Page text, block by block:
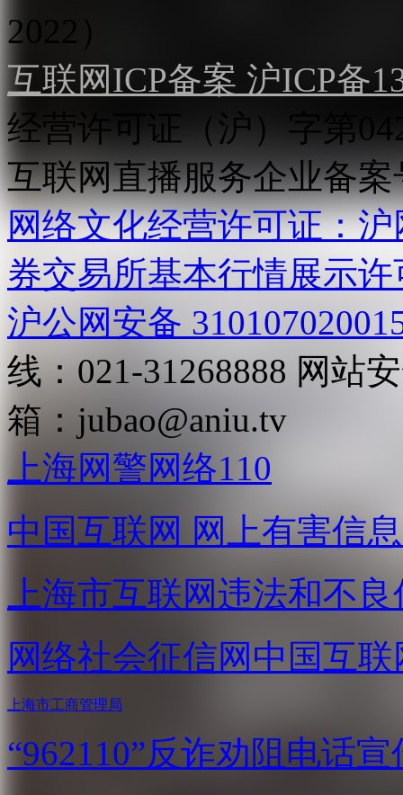
2022）
互联网ICP备案 沪ICP备
经营许可证（沪）字第
互联网直播服务企业备案
网络文化经营许可证：沪
券交易所基本行情展示许
沪公网安备
线：021-31268888 网站
箱： jubao@aniu.tv
上海网警网络110
中国互联网 网上有害信
上海市互联网违法和不
网络社会征信网 中国互
上海市工商管理局
“962110”反诈劝阻电话宣